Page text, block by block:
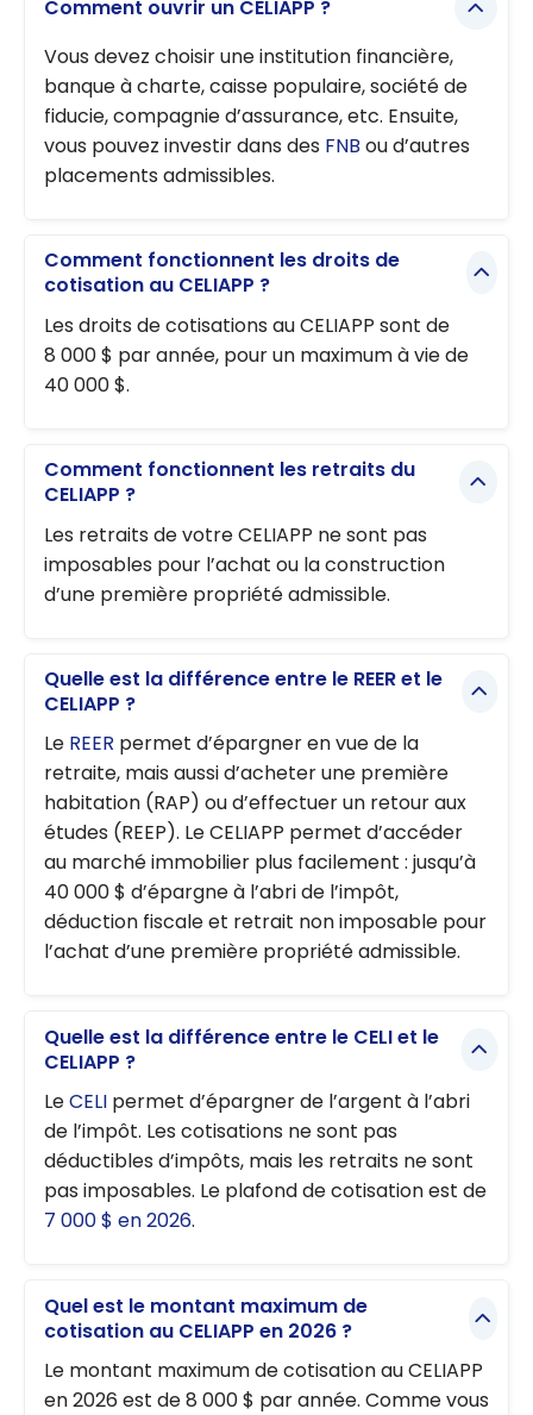
Comment ouvrir un CELIAPP ?
Vous devez choisir une institution financière,
banque à charte, caisse populaire, société de
fiducie, compagnie d’assurance, etc. Ensuite,
vous pouvez investir dans des FNB ou d’autres
placements admissibles.
Comment fonctionnent les droits de
cotisation au CELIAPP ?
Les droits de cotisations au CELIAPP sont de
8 000 $ par année, pour un maximum à vie de
40 000 $.
Comment fonctionnent les retraits du
CELIAPP ?
Les retraits de votre CELIAPP ne sont pas
imposables pour l’achat ou la construction
d’une première propriété admissible.
Quelle est la différence entre le REER et le
CELIAPP ?
Le REER permet d’épargner en vue de la
retraite, mais aussi d’acheter une première
habitation (RAP) ou d’effectuer un retour aux
études (REEP). Le CELIAPP permet d’accéder
au marché immobilier plus facilement : jusqu’à
40 000 $ d’épargne à l’abri de l’impôt,
déduction fiscale et retrait non imposable pour
l’achat d’une première propriété admissible.
Quelle est la différence entre le CELI et le
CELIAPP ?
LeCELI permet d’épargner de l’argent à l’abri
de l’impôt. Les cotisations ne sont pas
déductibles d’impôts, mais les retraits ne sont
pas imposables. Le plafond de cotisation est de
7 000 $ en 2026.
Quel est le montant maximum de
cotisation au CELIAPP en 2026 ?
Le montant maximum de cotisation au CELIAPP
en 2026 est de 8 000 $ par année. Comme vous